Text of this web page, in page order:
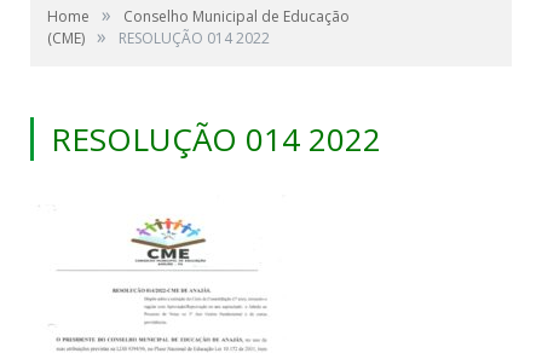
Home »
Conselho Municipal de Educação
(CME) » RESOLUÇÃO 014 2022
RESOLUÇÃO 014 2022